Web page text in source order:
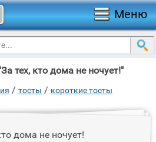
Меню
тех, кто дома не ночует!"
/тосты / короткие тосты
дома не ночует!